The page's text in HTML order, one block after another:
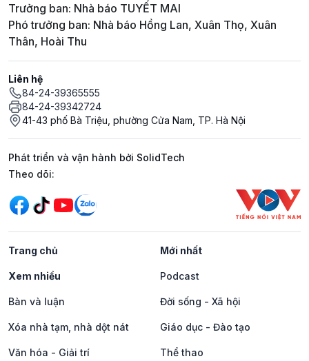
Trưởng ban: Nhà báo TUYẾT MAI
Phó trưởng ban: Nhà báo Hồng Lan, Xuân Thọ, Xuân
Thân, Hoài Thu
Liên hệ
84-24-39365555
84-24-39342724
41-43 phố Bà Triệu, phường Cửa Nam, TP. Hà Nội
Phát triển và vận hành bởi SolidTech
Mạng xã hội
Theo dõi:
Trang chủ Mới nhất
Xem nhiều Podcast
Bàn và luận Đời sống - Xã hội
Xóa nhà tạm, nhà dột nát Giáo dục - Đào tạo
Văn hóa - Giải trí Thể thao